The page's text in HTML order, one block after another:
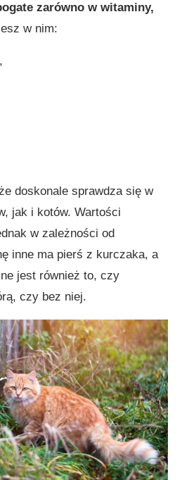
zarówno w witaminy,
w nim:
doskonale sprawdza się w
jak i kotów. Wartości
w zależności od
inne ma pierś z kurczaka, a
jest również to, czy
czy bez niej.